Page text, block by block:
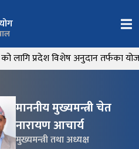
विशेष अनुदान तर्फका योजना कार्यक्रम
माननीय मुख्यमन्त्री चेत
नारायण आचार्य
मुख्यमन्त्री तथा अध्यक्ष